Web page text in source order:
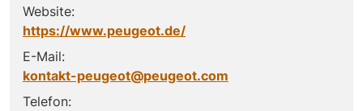
Website:
https://www.peugeot.de/
E-Mail:
kontakt-peugeot@peugeot.com
Telefon: